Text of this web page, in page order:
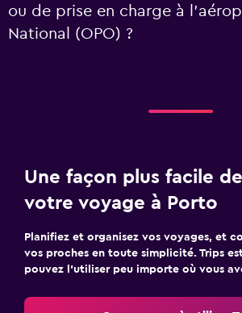
ou de prise en charge à
National (OPO) ?
Une façon plus facile
votre voyage à Porto
Planifiez et organisez vos voyages, et
vos proches en toute simplicité. Trips
pouvez l’utiliser peu importe où vous